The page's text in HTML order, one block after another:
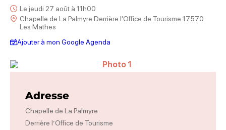
Le jeudi 27 août à 11h00
Chapelle de La Palmyre Derrière l'Office de Tourisme 17570
Les Mathes
Ajouter à mon Google Agenda
Photo 1
Adresse
Chapelle de La Palmyre
Derrière l’Office de Tourisme